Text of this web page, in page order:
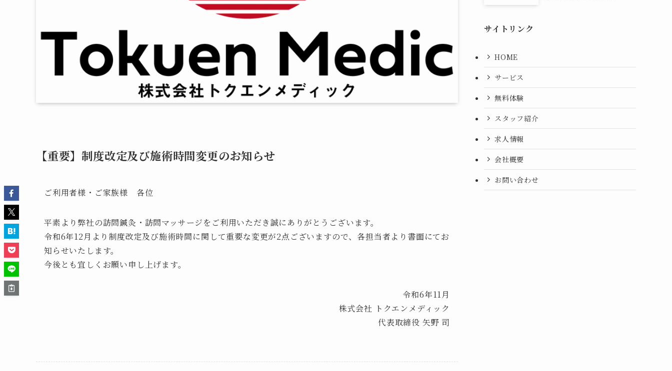
【重要】制度改定及び施術時間変更のお知らせ
ご利用者様・ご家族様 各位
平素より弊社の訪問鍼灸・訪問マッサージをご利用いただき誠にありがとうございます。
令和6年12月より制度改定及び施術時間に関して重要な変更が2点ございますので、各担当者より書面にてお
知らせいたします。
今後とも宜しくお願い申し上げます。
令和6年11月
株式会社 トクエンメディック
代表取締役 矢野 司
サイトリンク
HOME
サービス
無料体験
スタッフ紹介
求人情報
会社概要
お問い合わせ